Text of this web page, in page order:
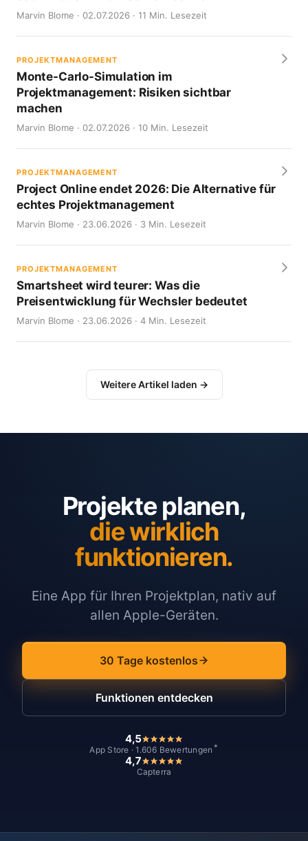
Marvin Blome · 02.07.2026 · 11 Min. Lesezeit
PROJEKTMANAGEMENT
Monte-Carlo-Simulation im
Projektmanagement: Risiken sichtbar
machen
Marvin Blome · 02.07.2026 · 10 Min. Lesezeit
PROJEKTMANAGEMENT
Project Online endet 2026: Die Alternative für
echtes Projektmanagement
Marvin Blome · 23.06.2026 · 3 Min. Lesezeit
PROJEKTMANAGEMENT
Smartsheet wird teurer: Was die
Preisentwicklung für Wechsler bedeutet
Marvin Blome · 23.06.2026 · 4 Min. Lesezeit
Weitere Artikel laden →
Projekte planen,
die wirklich
funktionieren.
Eine App für Ihren Projektplan, nativ auf
allen Apple-Geräten.
30 Tage kostenlos
Funktionen entdecken
4,5
App Store · 1.606 Bewertungen *
4,7
Capterra